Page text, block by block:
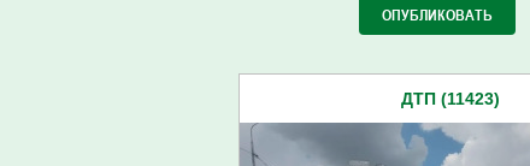
ДТП (11423)